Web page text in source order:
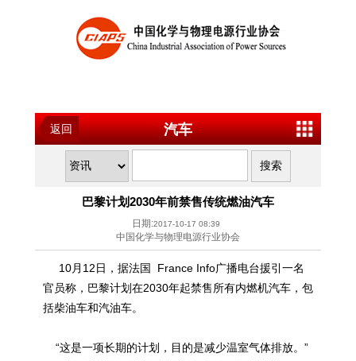
返回 汽车
巴黎计划2030年前禁售传统燃油汽车
日期:2017-10-17 08:39
中国化学与物理电源行业协会
10月12日，据法国 France Info广播电台援引一名
官员称，巴黎计划在2030年起禁售所有内燃机汽车，包
括柴油车和汽油车。
“这是一项长期的计划，目的是减少温室气体排放。”